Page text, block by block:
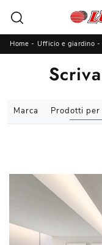
Home - Ufficio e giardino -
Marca Prodotti